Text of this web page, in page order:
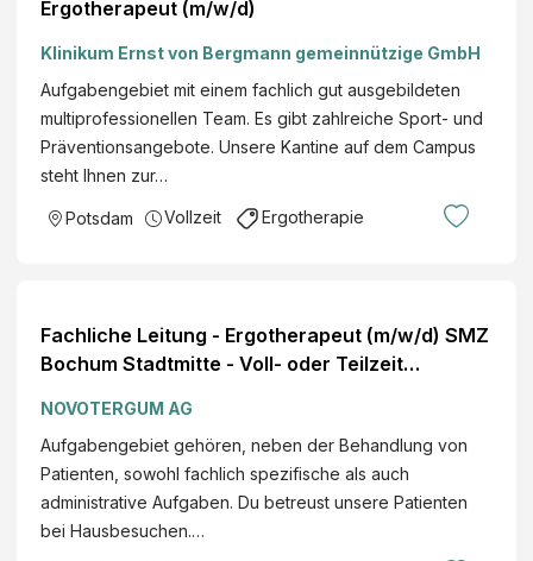
Ergotherapeut (m/w/d)
Klinikum Ernst von Bergmann gemeinnützige GmbH
Aufgabengebiet mit einem fachlich gut ausgebildeten
multiprofessionellen Team. Es gibt zahlreiche Sport- und
Präventionsangebote. Unsere Kantine auf dem Campus
steht Ihnen zur…
Potsdam Vollzeit Ergotherapie
Fachliche Leitung - Ergotherapeut (m/w/d) SMZ
Bochum Stadtmitte - Voll- oder Teilzeit
NOVOTERGUM AG
Aufgabengebiet gehören, neben der Behandlung von
Patienten, sowohl fachlich spezifische als auch
administrative Aufgaben. Du betreust unsere Patienten
bei Hausbesuchen.…